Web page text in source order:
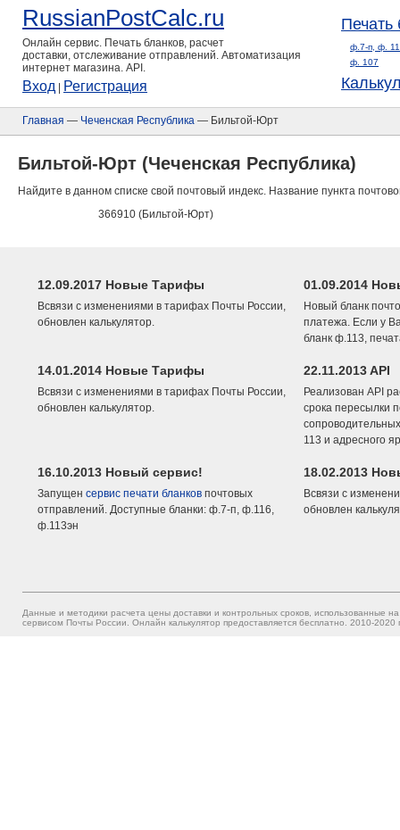
RussianPostCalc.ru
Онлайн сервис. Печать бланков, расчет
доставки, отслеживание отправлений. Автоматизация
интернет магазина. API.
Вход Регистрация
Печать
ф.7-п, ф.
ф. 107
Главная — Чеченская Республика — Бильтой-Юрт
Бильтой-Юрт (Чеченская Республика)
Найдите в данном списке свой почтовый индекс. Название пункта
366910 (Бильтой-Юрт)
12.09.2017 Новые Тарифы
Всвязи с изменениями в тарифах Почты России,
обновлен калькулятор.
01.09.2014
Новый бланк
платежа. Если у
бланк ф.113,
14.01.2014 Новые Тарифы
Всвязи с изменениями в тарифах Почты России,
обновлен калькулятор.
22.11.2013 API
Реализован API
срока пересылки
113 и адресного
16.10.2013 Новый сервис!
Запущен сервис печати бланков почтовых
отправлений. Доступные бланки: ф.7-п, ф.116,
ф.113эн
18.02.2013
Всвязи с
обновлен
Данные и методики расчета цены доставки и контрольных сроков, использованные
сервисом Почты России. Онлайн калькулятор предоставляется бесплатно. 2010-2020